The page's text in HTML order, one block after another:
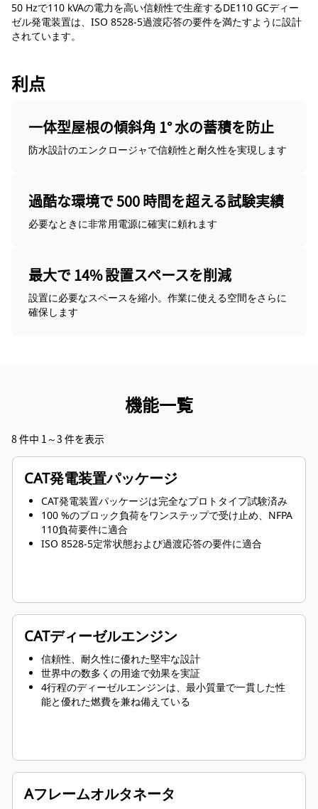
50 Hzで110 kVAの電力を高い信頼性で生産するDE110 GCディー
ゼル発電装置は、ISO 8528-5過渡応答の要件を満たすように設計
されています。
利点
一体型屋根の傾斜角 1° 水の蓄積を防止
防水設計のエンクロージャで信頼性と耐久性を実現します
過酷な環境で 500 時間を超える試験実績
必要なときに非常用電源に確実に頼れます
最大で 14% 設置スペースを削減
設置に必要なスペースを縮小。作業に使える空間をさらに
確保します
機能一覧
8 件中 1～3 件を表示
CAT発電装置パッケージ
CAT発電装置パッケージは完全なプロトタイプ試験済み
100 %のブロック負荷をワンステップで受け止め、NFPA
110負荷要件に適合
ISO 8528-5定常状態および過渡応答の要件に適合
CATディーゼルエンジン
信頼性、耐久性に優れた堅牢な設計
世界中の数多くの用途で効果を実証
4行程のディーゼルエンジンは、最小質量で一貫した性
能と優れた燃費を兼ね備えている
Aフレームオルタネータ